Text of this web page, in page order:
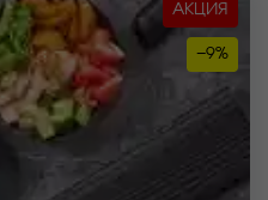
АКЦИЯ
−9%